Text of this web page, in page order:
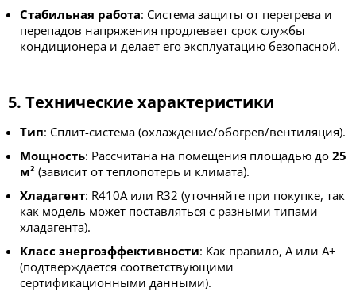
Стабильная работа: Система защиты от перегрева и
перепадов напряжения продлевает срок службы
кондиционера и делает его эксплуатацию безопасной.
5. Технические характеристики
Тип: Сплит-система (охлаждение/обогрев/вентиляция).
Мощность: Рассчитана на помещения площадью до 25
м² (зависит от теплопотерь и климата).
Хладагент: R410A или R32 (уточняйте при покупке, так
как модель может поставляться с разными типами
хладагента).
Класс энергоэффективности: Как правило, A или A+
(подтверждается соответствующими
сертификационными данными).